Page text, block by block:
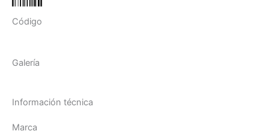
Código
Galería
Información técnica
Marca